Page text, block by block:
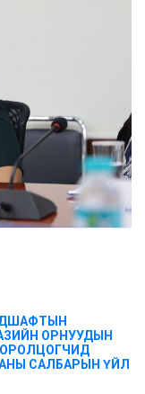
АЗИЙН ОРНУУДЫН
САЛБАРЫН ҮЙЛ